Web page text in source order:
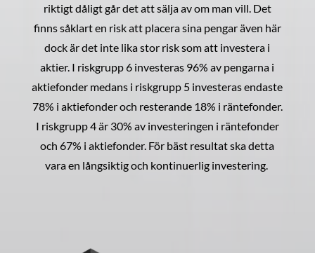
riktigt dåligt går det att sälja av om man vill. Det
finns såklart en risk att placera sina pengar även här
dock är det inte lika stor risk som att investera i
aktier. I riskgrupp 6 investeras 96% av pengarna i
aktiefonder medans i riskgrupp 5 investeras endaste
78% i aktiefonder och resterande 18% i räntefonder.
I riskgrupp 4 är 30% av investeringen i räntefonder
och 67% i aktiefonder. För bäst resultat ska detta
vara en långsiktig och kontinuerlig investering.